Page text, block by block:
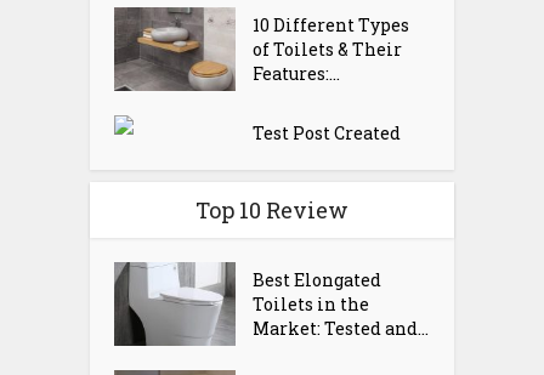
10 Different Types
of Toilets & Their
Features:...
Test Post Created
Top 10 Review
Best Elongated
Toilets in the
Market: Tested and...